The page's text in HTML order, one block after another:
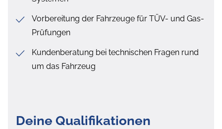
Vorbereitung der Fahrzeuge für TÜV- und Gas-
Prüfungen
Kundenberatung bei technischen Fragen rund
um das Fahrzeug
Deine Qualifikationen